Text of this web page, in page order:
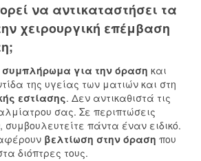
να αντικαταστήσει τα
χειρουργική επέμβαση
συμπλήρωμα για την όραση και
της υγείας των ματιών και στη
εστίασης. Δεν αντικαθιστά τις
σας. Σε περιπτώσεις
πάντα έναν ειδικό.
βελτίωση στην όραση που
διόπτρες τους.